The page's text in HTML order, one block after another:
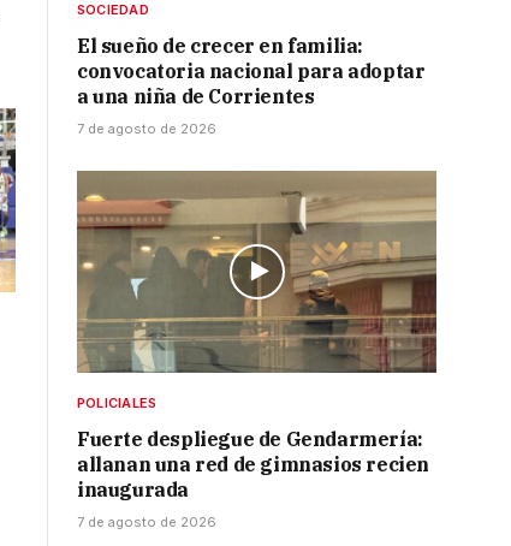
SOCIEDAD
El sueño de crecer en familia:
convocatoria nacional para adoptar
a una niña de Corrientes
7 de agosto de 2026
POLICIALES
Fuerte despliegue de Gendarmería:
allanan una red de gimnasios recien
inaugurada
7 de agosto de 2026